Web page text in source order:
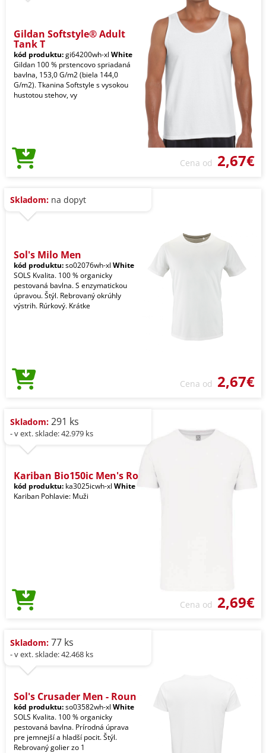
Gildan Softstyle® Adult
Tank T
kód produktu:gi64200wh-xl White
Gildan 100 % prstencovo spriadaná
bavlna, 153,0 G/m2 (biela 144,0
G/m2). Tkanina Softstyle s vysokou
hustotou stehov, vy
Cena od 2,67€
Skladom: na dopyt
Sol's Milo Men
kód produktu:so02076wh-xl White
SOLS Kvalita. 100 % organicky
pestovaná bavlna. S enzymatickou
úpravou. Štýl. Rebrovaný okrúhly
výstrih. Rúrkový. Krátke
Cena od 2,67€
Skladom: 291 ks
- v ext. sklade: 42.979 ks
Kariban Bio150ic Men's Ro
kód produktu: ka3025icwh-xl White
Kariban Pohlavie: Muži
Cena od 2,69€
Skladom: 77 ks
- v ext. sklade: 42.468 ks
Sol's Crusader Men - Roun
kód produktu:so03582wh-xl White
SOLS Kvalita. 100 % organicky
pestovaná bavlna. Prírodná úprava
pre jemnejší a hladší pocit. Štýl.
Rebrovaný golier zo 1